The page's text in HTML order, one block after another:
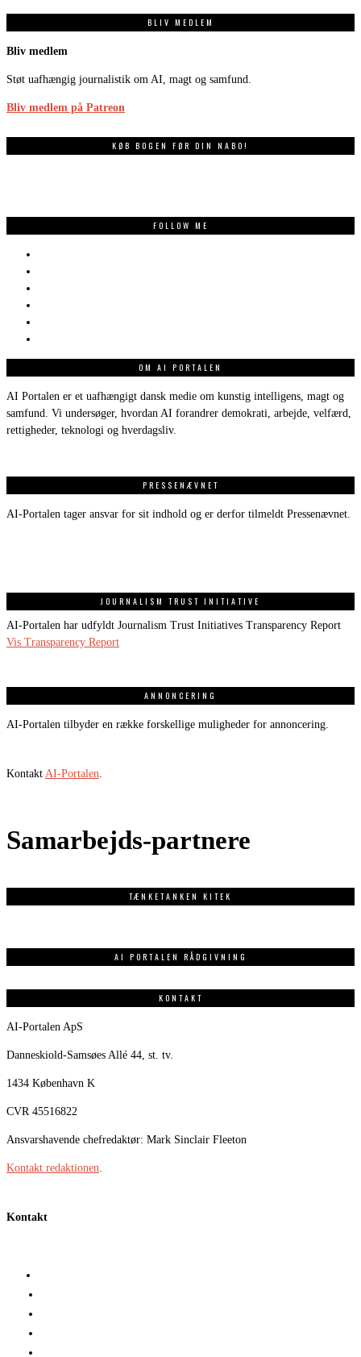
BLIV MEDLEM
Bliv medlem
Støt uafhængig journalistik om AI, magt og samfund.
Bliv medlem på Patreon
KØB BOGEN FØR DIN NABO!
FOLLOW ME
OM AI PORTALEN
AI Portalen er et uafhængigt dansk medie om kunstig intelligens, magt og
samfund. Vi undersøger, hvordan AI forandrer demokrati, arbejde, velfærd,
rettigheder, teknologi og hverdagsliv.
PRESSENÆVNET
AI-Portalen tager ansvar for sit indhold og er derfor tilmeldt Pressenævnet.
JOURNALISM TRUST INITIATIVE
AI-Portalen har udfyldt Journalism Trust Initiatives Transparency Report
Vis Transparency Report
ANNONCERING
AI-Portalen tilbyder en række forskellige muligheder for annoncering.
Kontakt AI-Portalen
Samarbejds-partnere
TÆNKETANKEN KITEK
AI PORTALEN RÅDGIVNING
KONTAKT
AI-Portalen ApS
Danneskiold-Samsøes Allé 44, st. tv.
1434 København K
CVR 45516822
Ansvarshavende chefredaktør: Mark Sinclair Fleeton
Kontakt redaktionen.
Kontakt